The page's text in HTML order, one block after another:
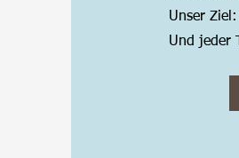
Unser
Und jeder